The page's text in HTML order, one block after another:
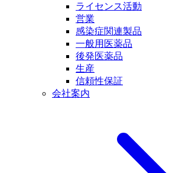
ライセンス活動
営業
感染症関連製品
一般用医薬品
後発医薬品
生産
信頼性保証
会社案内